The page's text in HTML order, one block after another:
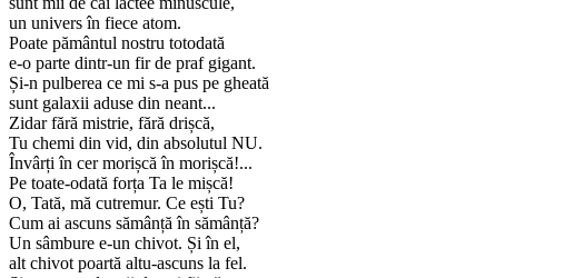
un univers în fiece atom.
Poate pământul nostru totodată
e-o parte dintr-un fir de praf gigant.
Și-n pulberea ce mi s-a pus pe gheată
sunt galaxii aduse din neant...
Zidar fără mistrie, fără drișcă,
Tu chemi din vid, din absolutul NU.
Învârți în cer morișcă în morișcă!...
Pe toate-odată forța Ta le mișcă!
O, Tată, mă cutremur. Ce ești Tu?
Cum ai ascuns sămânță în sămânță?
Un sâmbure e-un chivot. Și în el,
alt chivot poartă altu-ascuns la fel.